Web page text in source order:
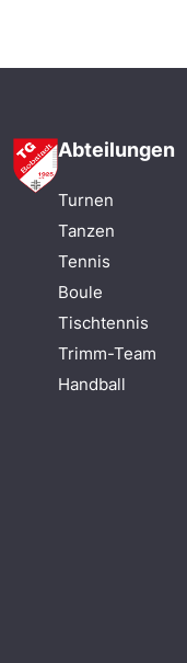
Abteilungen
Turnen
Tanzen
Tennis
Boule
Tischtennis
Trimm-Team
Handball